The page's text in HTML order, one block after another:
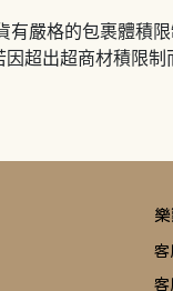
有嚴格的包裹體積
超出超商材積限